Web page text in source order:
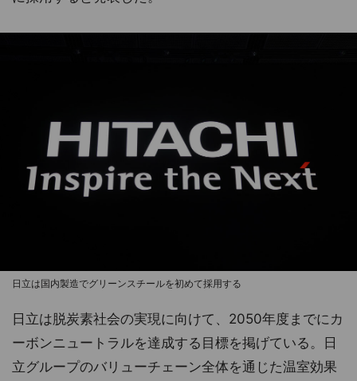
日立は国内製造でグリーンスチールを初めて採用する
日立は脱炭素社会の実現に向けて、2050年度までにカ
ーボンニュートラルを達成する目標を掲げている。日
立グループのバリューチェーン全体を通じた温室効果